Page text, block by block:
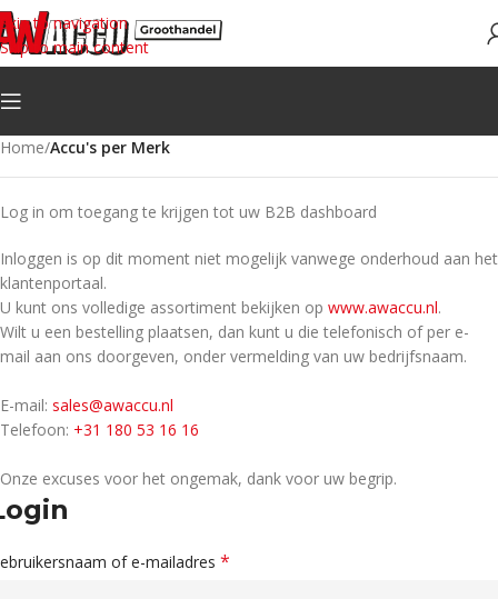
Skip to navigation
Skip to main content
Home/Accu's per Merk
Log in om toegang te krijgen tot uw B2B dashboard
Inloggen is op dit moment niet mogelijk vanwege onderhoud aan het
klantenportaal.
U kunt ons volledige assortiment bekijken op www.awaccu.nl.
Wilt u een bestelling plaatsen, dan kunt u die telefonisch of per e-
mail aan ons doorgeven, onder vermelding van uw bedrijfsnaam.
E-mail: sales@awaccu.nl
Telefoon: +31 180 53 16 16
Onze excuses voor het ongemak, dank voor uw begrip.
of e-mailadres *